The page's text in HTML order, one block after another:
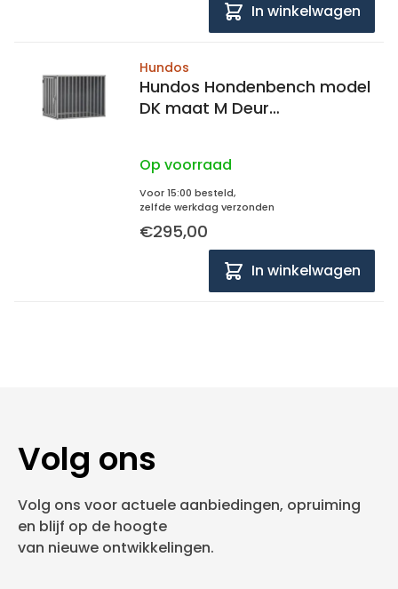
In winkelwagen
Hundos
Hundos Hondenbench model
DK maat M Deur
Op voorraad
Voor 15:00 besteld,
zelfde werkdag verzonden
€295,00
In winkelwagen
Volg ons
Volg ons voor actuele aanbiedingen, opruiming
en blijf op de hoogte
van nieuwe ontwikkelingen.